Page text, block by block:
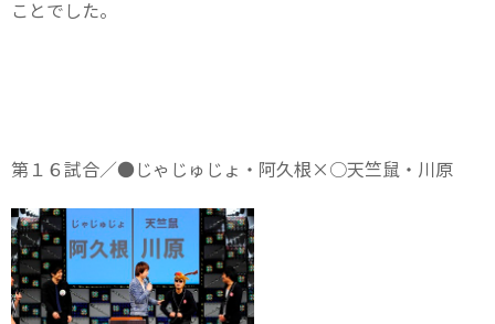
ことでした。
第１６試合／●じゃじゅじょ・阿久根×○天竺鼠・川原